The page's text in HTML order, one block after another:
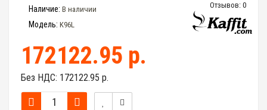
Отзывов: 0
Наличие: В наличии
Модель: K96L
172122.95 р.
Без НДС: 172122.95 р.